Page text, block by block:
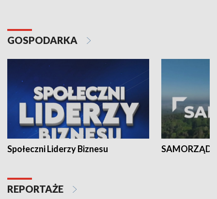
GOSPODARKA
Społeczni Liderzy Biznesu SAMORZĄD
REPORTAŻE